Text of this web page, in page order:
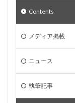
Contents
メディア掲載
ニュース
執筆記事